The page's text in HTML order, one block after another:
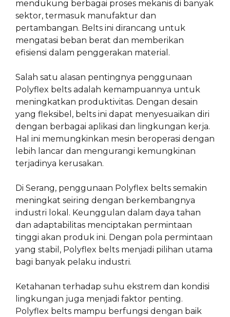
mendukung berbagai proses mekanis di banyak
sektor, termasuk manufaktur dan
pertambangan. Belts ini dirancang untuk
mengatasi beban berat dan memberikan
efisiensi dalam penggerakan material.
Salah satu alasan pentingnya penggunaan
Polyflex belts adalah kemampuannya untuk
meningkatkan produktivitas. Dengan desain
yang fleksibel, belts ini dapat menyesuaikan diri
dengan berbagai aplikasi dan lingkungan kerja.
Hal ini memungkinkan mesin beroperasi dengan
lebih lancar dan mengurangi kemungkinan
terjadinya kerusakan.
Di Serang, penggunaan Polyflex belts semakin
meningkat seiring dengan berkembangnya
industri lokal. Keunggulan dalam daya tahan
dan adaptabilitas menciptakan permintaan
tinggi akan produk ini. Dengan pola permintaan
yang stabil, Polyflex belts menjadi pilihan utama
bagi banyak pelaku industri.
Ketahanan terhadap suhu ekstrem dan kondisi
lingkungan juga menjadi faktor penting.
Polyflex belts mampu berfungsi dengan baik